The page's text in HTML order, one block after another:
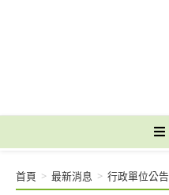
首頁 > 最新消息 > 行政單位公告